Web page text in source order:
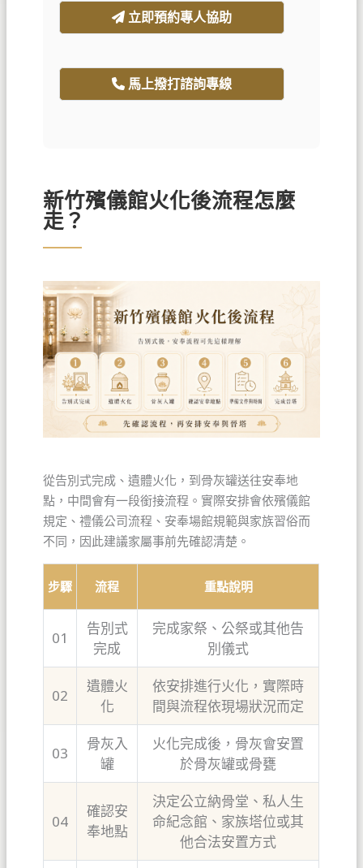
立即預約專人協助
馬上撥打諮詢專線
新竹殯儀館火化後流程怎麼
走？
從告別式完成、遺體火化，到骨灰罐送往安奉地
點，中間會有一段銜接流程。實際安排會依殯儀館
規定、禮儀公司流程、安奉場館規範與家族習俗而
不同，因此建議家屬事前先確認清楚。
步驟 流程 重點說明
01
告別式
完成
完成家祭、公祭或其他告
別儀式
02
遺體火
化
依安排進行火化，實際時
間與流程依現場狀況而定
03
骨灰入
罐
火化完成後，骨灰會安置
於骨灰罐或骨甕
04
確認安
奉地點
決定公立納骨堂、私人生
命紀念館、家族塔位或其
他合法安置方式